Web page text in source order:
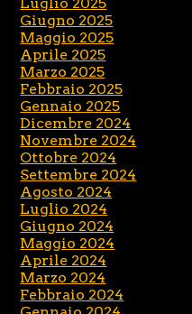
Giugno 2025
Maggio 2025
Aprile 2025
Marzo 2025
Febbraio 2025
Gennaio 2025
Dicembre 2024
Novembre 2024
Ottobre 2024
Settembre 2024
Agosto 2024
Luglio 2024
Giugno 2024
Maggio 2024
Aprile 2024
Marzo 2024
Febbraio 2024